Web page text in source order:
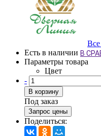
Все
Есть в наличии В
Параметры товара
Цвет
-
В корзину
Под заказ
Запрос цены
Поделиться: